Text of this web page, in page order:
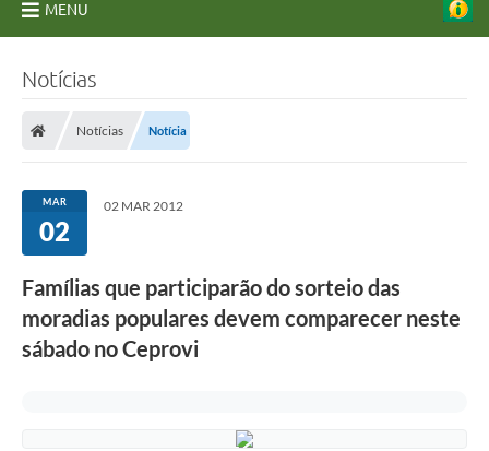
MENU
Licitações
Transparência
Concursos e Processos Seletivos
Inclusão e Acessibilidade
Notícias
Notícias Notícia
MAR
02
02 MAR 2012
Famílias que participarão do sorteio das
moradias populares devem comparecer neste
sábado no Ceprovi